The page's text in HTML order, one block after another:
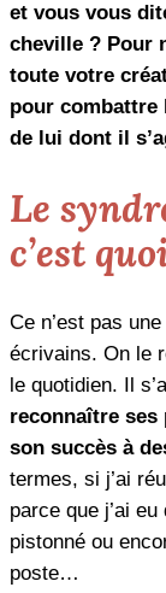
et vous vous
cheville ? Pour
toute votre
pour combattre
de lui dont il
Le
c’est
Ce n’est pas
écrivains. On le
le quotidien. Il
reconnaître
son succès à
termes, si j’ai
parce que j’ai
pistonné ou
poste…